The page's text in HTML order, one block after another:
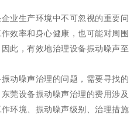
业生产环境中不可忽视的重要问
效率和身心健康，也可能对周围
此，有效地治理设备振动噪声至
动噪声治理的问题，需要寻找的
莞设备振动噪声治理的费用涉及
环境、振动噪声级别、治理措施